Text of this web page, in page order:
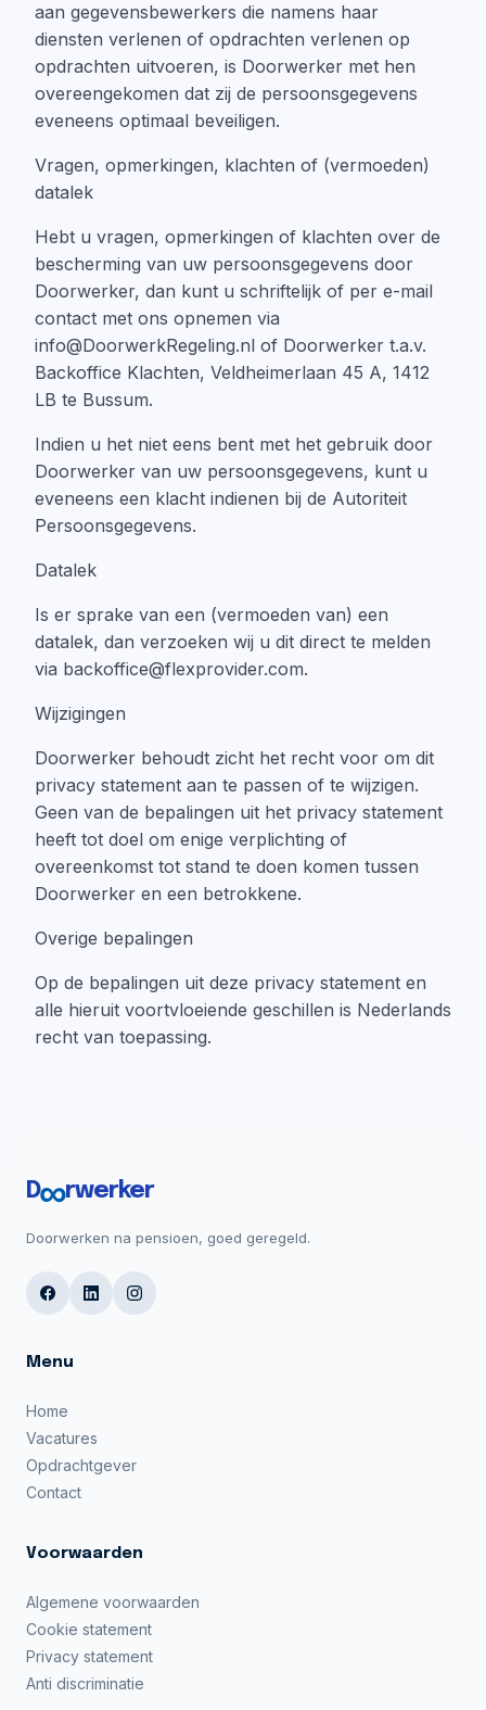
aan gegevensbewerkers die namens haar
diensten verlenen of opdrachten verlenen op
opdrachten uitvoeren, is Doorwerker met hen
overeengekomen dat zij de persoonsgegevens
eveneens optimaal beveiligen.
Vragen, opmerkingen, klachten of (vermoeden)
datalek
Hebt u vragen, opmerkingen of klachten over de
bescherming van uw persoonsgegevens door
Doorwerker, dan kunt u schriftelijk of per e-mail
contact met ons opnemen via
info@DoorwerkRegeling.nl of Doorwerker t.a.v.
Backoffice Klachten, Veldheimerlaan 45 A, 1412
LB te Bussum.
Indien u het niet eens bent met het gebruik door
Doorwerker van uw persoonsgegevens, kunt u
eveneens een klacht indienen bij de Autoriteit
Persoonsgegevens.
Datalek
Is er sprake van een (vermoeden van) een
datalek, dan verzoeken wij u dit direct te melden
via backoffice@flexprovider.com.
Wijzigingen
Doorwerker behoudt zicht het recht voor om dit
privacy statement aan te passen of te wijzigen.
Geen van de bepalingen uit het privacy statement
heeft tot doel om enige verplichting of
overeenkomst tot stand te doen komen tussen
Doorwerker en een betrokkene.
Overige bepalingen
Op de bepalingen uit deze privacy statement en
alle hieruit voortvloeiende geschillen is Nederlands
recht van toepassing.
D∞rwerker
Doorwerken na pensioen, goed geregeld.
Menu
Home
Vacatures
Opdrachtgever
Contact
Voorwaarden
Algemene voorwaarden
Cookie statement
Privacy statement
Anti discriminatie